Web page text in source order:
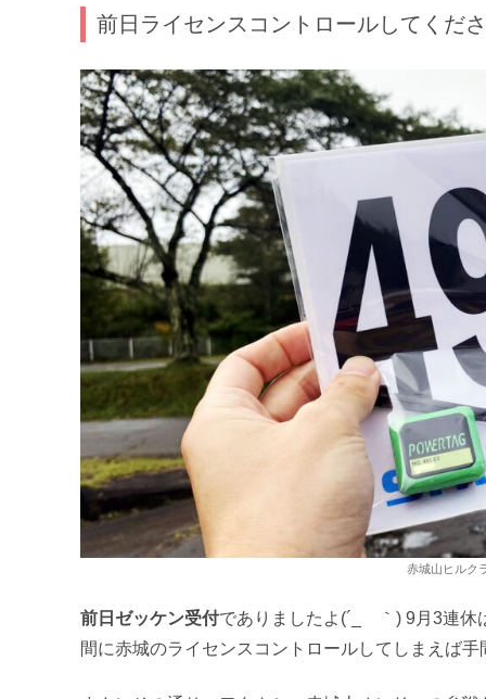
前日ライセンスコントロールしてくだ
赤城山ヒルク
前日ゼッケン受付でありましたよ(´_ゝ｀) 9月3連
間に赤城のライセンスコントロールしてしまえば